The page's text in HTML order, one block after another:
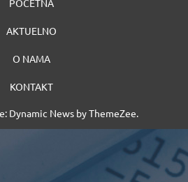
AKTUELNO
O NAMA
KONTAKT
Dynamic News by ThemeZee.